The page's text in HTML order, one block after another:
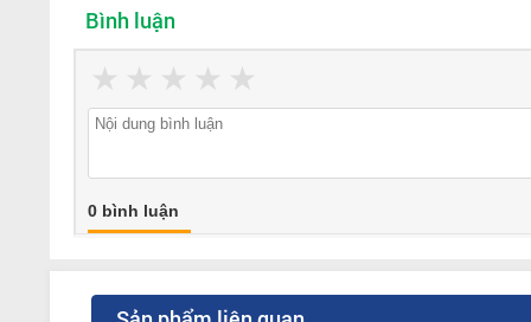
Bình luận
★
★
★
★
★
0 bình luận